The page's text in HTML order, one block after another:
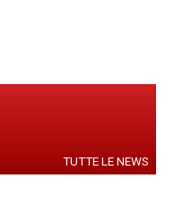
TUTTE LE NEWS